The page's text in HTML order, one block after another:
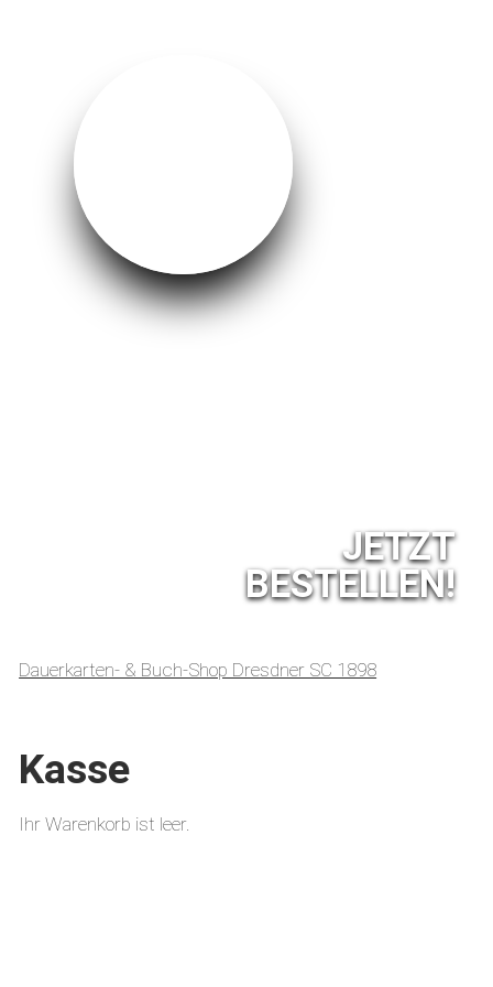
JETZT
BESTELLEN!
Navigation
Dauerkarten- & Buch-Shop Dresdner SC 1898
Kasse
Ihr Warenkorb ist leer.